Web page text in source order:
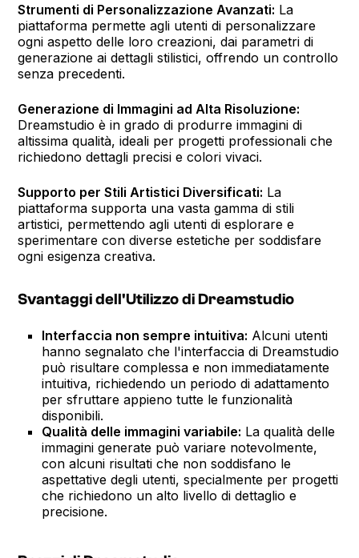
Strumenti di Personalizzazione Avanzati: La
piattaforma permette agli utenti di personalizzare
ogni aspetto delle loro creazioni, dai parametri di
generazione ai dettagli stilistici, offrendo un controllo
senza precedenti.
Generazione di Immagini ad Alta Risoluzione:
Dreamstudio è in grado di produrre immagini di
altissima qualità, ideali per progetti professionali che
richiedono dettagli precisi e colori vivaci.
Supporto per Stili Artistici Diversificati: La
piattaforma supporta una vasta gamma di stili
artistici, permettendo agli utenti di esplorare e
sperimentare con diverse estetiche per soddisfare
ogni esigenza creativa.
Svantaggi dell'Utilizzo di Dreamstudio
Interfaccia non sempre intuitiva: Alcuni utenti
hanno segnalato che l'interfaccia di Dreamstudio
può risultare complessa e non immediatamente
intuitiva, richiedendo un periodo di adattamento
per sfruttare appieno tutte le funzionalità
disponibili.
Qualità delle immagini variabile: La qualità delle
immagini generate può variare notevolmente,
con alcuni risultati che non soddisfano le
aspettative degli utenti, specialmente per progetti
che richiedono un alto livello di dettaglio e
precisione.